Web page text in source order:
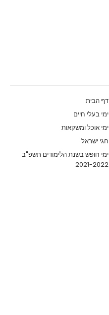
דף הבית
ימי בעלי חיים
ימי אוכל ומשקאות
חגי ישראל
ימי חופש בשנת הלימודים תשפ"ב
2021-2022